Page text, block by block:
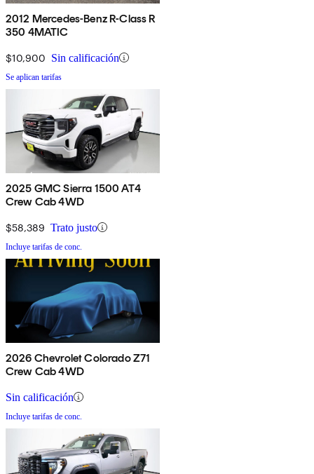
2012 Mercedes-Benz R-Class R
350 4MATIC
$10,900 Sin calificación
Se aplican tarifas
2025 GMC Sierra 1500 AT4
Crew Cab 4WD
$58,389 Trato justo
Incluye tarifas de conc.
2026 Chevrolet Colorado Z71
Crew Cab 4WD
Sin calificación
Incluye tarifas de conc.